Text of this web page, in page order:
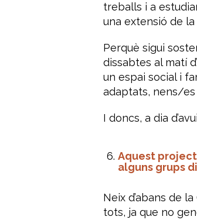
treballs i a
una extensió de
Perquè sigui
dissabtes al matí
un espai social i
adaptats, nens/es
I doncs, a dia
Aquest
alguns grups
Neix d’abans de
tots, ja que no